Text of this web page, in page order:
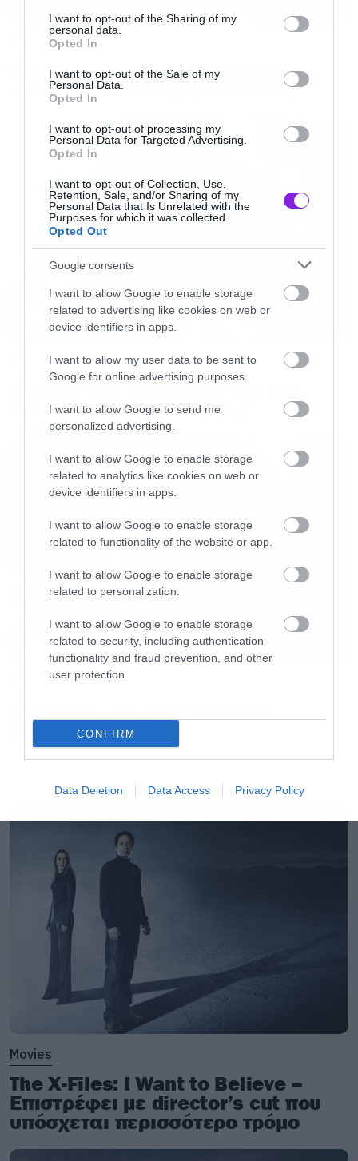
not limited to your visit or usage behaviour. You may click to
grant or deny consent to Google and its third-party tags to
use your data for below specified purposes in below Google
consent section.
I want to opt-out of the Sharing of my
personal data.
Opted In
I want to opt-out of the Sale of my
Personal Data.
Opted In
I want to opt-out of processing my
Personal Data for Targeted Advertising.
Opted In
I want to opt-out of Collection, Use,
Retention, Sale, and/or Sharing of my
Personal Data that Is Unrelated with the
Purposes for which it was collected.
Opted Out
Google consents
I want to allow Google to enable storage
related to advertising like cookies on web or
device identifiers in apps.
I want to allow my user data to be sent to
Google for online advertising purposes.
I want to allow Google to send me
personalized advertising.
I want to allow Google to enable storage
related to analytics like cookies on web or
device identifiers in apps.
I want to allow Google to enable storage
related to functionality of the website or app.
I want to allow Google to enable storage
related to personalization.
I want to allow Google to enable storage
related to security, including authentication
functionality and fraud prevention, and other
user protection.
CONFIRM
Data Deletion Data Access Privacy Policy
Ο Glenn Hughes αποσύρθηκε
από τις ζωντανές εμφανίσεις
Οι λόγοι της απόλυσης του Sid
Wilson από τους Slipknot
Slipknot!
Movies
The X-Files: I Want to Believe –
Επιστρέφει με director’s cut που
υπόσχεται περισσότερο τρόμο